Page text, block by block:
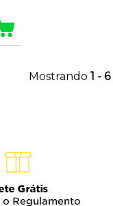
Mostrando 1 - 6